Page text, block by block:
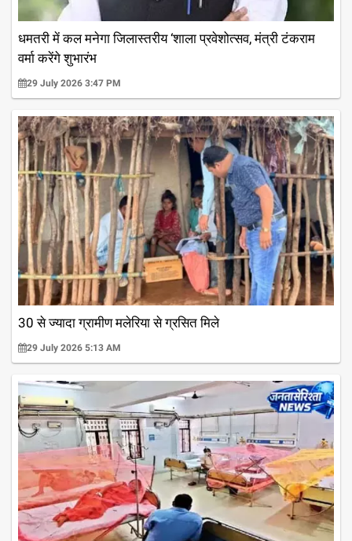
धमतरी में कल मनेगा जिलास्तरीय ‘शाला प्रवेशोत्सव, मंत्री टंकराम
वर्मा करेंगे शुभारंभ
29 July 2026 3:47 PM
30 से ज्यादा ग्रामीण मलेरिया से ग्रसित मिले
29 July 2026 5:13 AM